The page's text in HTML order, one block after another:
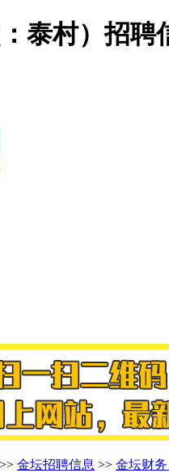
泰村）招
金坛招聘信息 >> 金坛财